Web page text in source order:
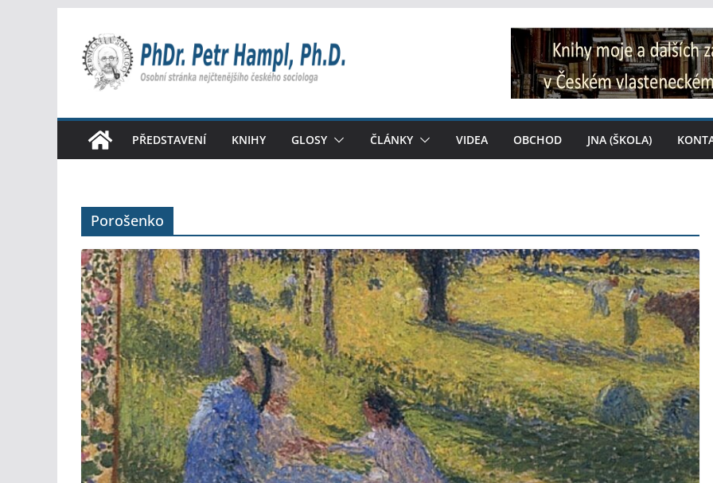
obsah
PŘEDSTAVENÍ KNIHY GLOSY ČLÁNKY VIDEA OBCHOD JNA (ŠKOLA)
Porošenko